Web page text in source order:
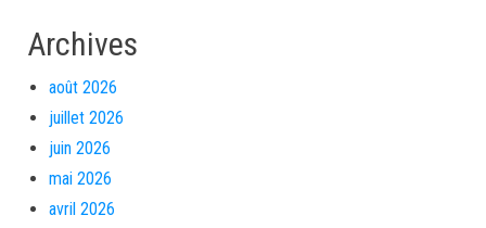
Archives
août 2026
juillet 2026
juin 2026
mai 2026
avril 2026